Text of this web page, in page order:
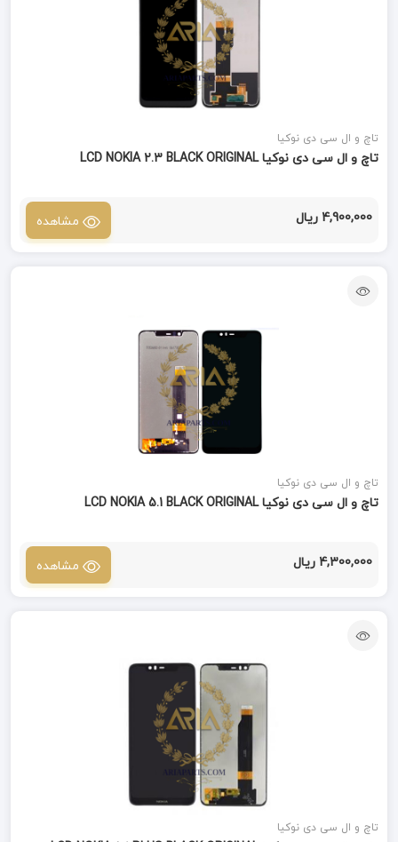
تاچ و ال سی دی نوکیا
تاچ و ال سی دی نوکیا LCD NOKIA 2.3 BLACK ORIGINAL
4,900,000 ریال مشاهده
تاچ و ال سی دی نوکیا
تاچ و ال سی دی نوکیا LCD NOKIA 5.1 BLACK ORIGINAL
4,300,000 ریال مشاهده
تاچ و ال سی دی نوکیا